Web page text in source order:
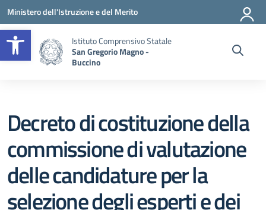
Apri la barra degli strumenti
Vai ai contenuti
Vai al menu di navigazione
Vai al footer
Ministero dell'Istruzione e del Merito
Istituto Comprensivo Statale
San Gregorio Magno -
Buccino
Decreto di costituzione della
commissione di valutazione
delle candidature per la
selezione degli esperti e dei